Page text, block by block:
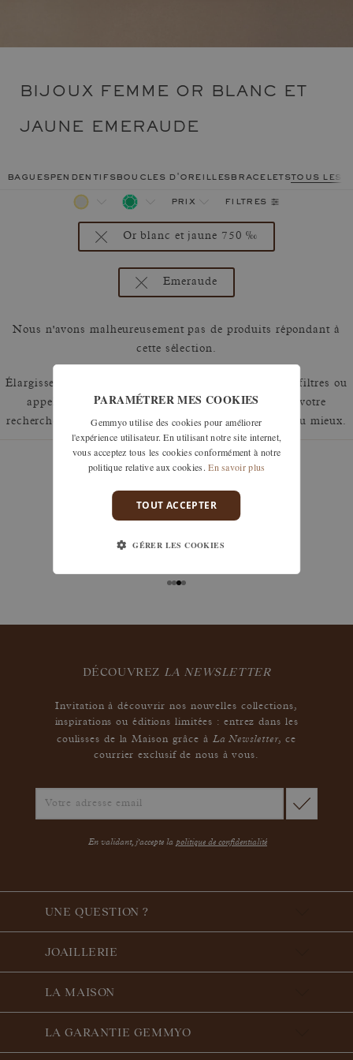
BIJOUX FEMME OR BLANC ET
JAUNE EMERAUDE
baguespendentifsboucles d'oreillesbraceletstous les
prix filtres
Or blanc et jaune 750 ‰
Emeraude
Nous n'avons malheureusement pas de produits répondant à
cette sélection.
Élargissez votre recherche en retirant un ou plusieurs filtres ou
appelez nous au 01 42 46 90 89 pour discuter de votre
recherche et voir comment nous pouvons y répondre au mieux.
garanties
sous 30 jours après réception, y compris pour les
DÉCOUVREZ LA NEWSLETTER
Invitation à découvrir nos nouvelles collections,
inspirations ou éditions limitées : entrez dans les
coulisses de la Maison grâce à La Newsletter,ce
courrier exclusif de nous à vous.
En validant, j'accepte la politique de confidentialité
UNE QUESTION ?
JOAILLERIE
LA MAISON
LA GARANTIE GEMMYO
PARAMÉTRER MES COOKIES
Gemmyo utilise des cookies pour améliorer
l'expérience utilisateur. En utilisant notre site internet,
vous acceptez tous les cookies conformément à notre
politique relative aux cookies. En savoir plus
TOUT ACCEPTER
GÉRER LES COOKIES